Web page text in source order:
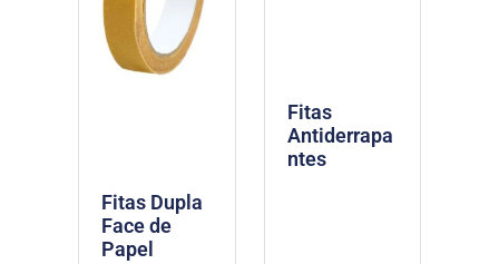
Fitas Dupla
Face de
Papel
Fitas
Antiderrapa
ntes